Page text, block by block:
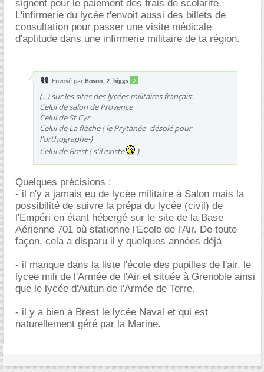
signent pour le paiement des frais de scolarité.
L'infirmerie du lycée t'envoit aussi des billets de
consultation pour passer une visite médicale
d'aptitude dans une infirmerie militaire de ta région.
Envoyé par Boson_2_higgs
(...) sur les sites des lycées militaires français:
Celui de salon de Provence
Celui de St Cyr
Celui de La flèche ( le Prytanée -désolé pour
l'orthographe-)
Celui de Brest ( s'il existe
)
Quelques précisions :
- il n'y a jamais eu de lycée militaire à Salon mais la
possibilité de suivre la prépa du lycée (civil) de
l'Empéri en étant hébergé sur le site de la Base
Aérienne 701 où stationne l'Ecole de l'Air. De toute
façon, cela a disparu il y quelques années déjà
- il manque dans la liste l'école des pupilles de l'air, le
lycee mili de l'Armée de l'Air et située à Grenoble ainsi
que le lycée d'Autun de l'Armée de Terre.
- il y a bien à Brest le lycée Naval et qui est
naturellement géré par la Marine.